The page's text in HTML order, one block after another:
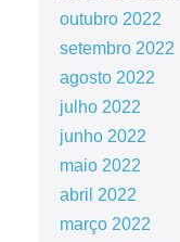
outubro 2022
setembro 2022
agosto 2022
julho 2022
junho 2022
maio 2022
abril 2022
março 2022